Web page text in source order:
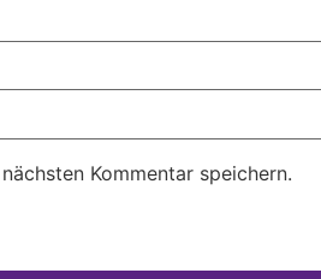
Kommentar speichern.